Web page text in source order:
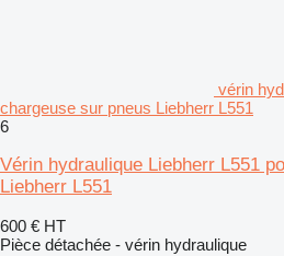
vérin
chargeuse sur pneus Liebherr L551
6
Vérin hydraulique Liebherr L551
Liebherr L551
600 € HT
Pièce détachée - vérin hydraulique